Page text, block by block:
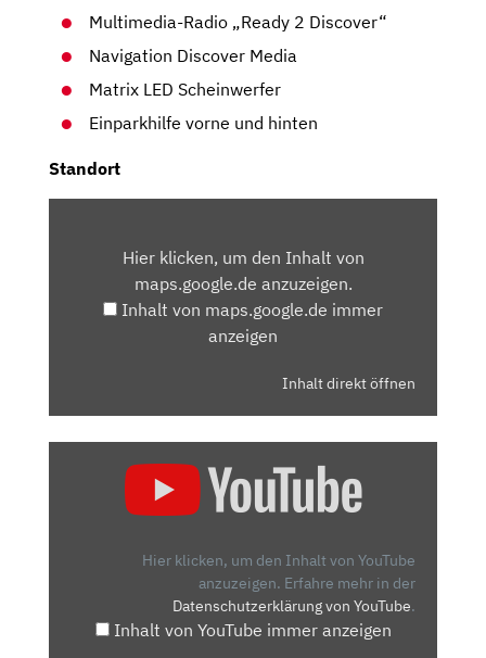
Multimedia-Radio „Ready 2 Discover“
Navigation Discover Media
Matrix LED Scheinwerfer
Einparkhilfe vorne und hinten
Standort
MAPS.GOOGLE.DEHier klicken, um den Inhalt von
maps.google.de anzuzeigen.
Inhalt von maps.google.de immer
anzeigen
Inhalt direkt öffnen
Hier klicken, um den Inhalt von YouTube
anzuzeigen. Erfahre mehr in der
Datenschutzerklärung von YouTube.
Inhalt von YouTube immer anzeigen